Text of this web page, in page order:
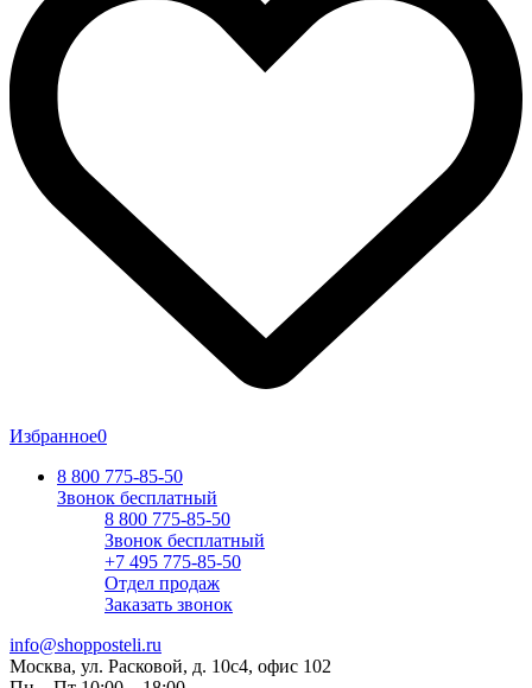
Избранное0
8 800 775-85-50
Звонок бесплатный
8 800 775-85-50
Звонок бесплатный
+7 495 775-85-50
Отдел продаж
Заказать звонок
info@shopposteli.ru
Москва, ул. Расковой, д. 10с4, офис 102